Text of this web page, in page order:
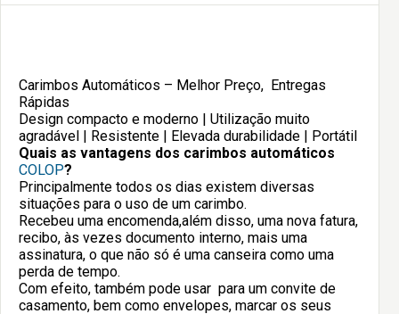
Carimbos Automáticos – Melhor Preço, Entregas
Rápidas
Design compacto e moderno | Utilização muito
agradável | Resistente | Elevada durabilidade | Portátil
Quais as vantagens dos carimbos automáticos
COLOP?
Principalmente todos os dias existem diversas
situações para o uso de um carimbo.
Recebeu uma encomenda,além disso, uma nova fatura,
recibo, às vezes documento interno, mais uma
assinatura, o que não só é uma canseira como uma
perda de tempo.
Com efeito, também pode usar para um convite de
casamento, bem como envelopes, marcar os seus